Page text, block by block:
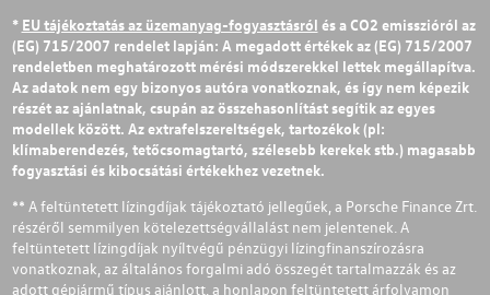
* EU tájékoztatás az üzemanyag-fogyasztásról és a CO2 emisszióról az
(EG) 715/2007 rendelet lapján: A megadott értékek az (EG) 715/2007
rendeletben meghatározott mérési módszerekkel lettek megállapítva.
Az adatok nem egy bizonyos autóra vonatkoznak, és így nem képezik
részét az ajánlatnak, csupán az összehasonlítást segítik az egyes
modellek között. Az extrafelszereltségek, tartozékok (pl:
klímaberendezés, tetőcsomagtartó, szélesebb kerekek stb.) magasabb
fogyasztási és kibocsátási értékekhez vezetnek.
** A feltüntetett lízingdíjak tájékoztató jellegűek, a Porsche Finance Zrt.
részéről semmilyen kötelezettségvállalást nem jelentenek. A
feltüntetett lízingdíjak nyíltvégű pénzügyi lízingfinanszírozásra
vonatkoznak, az általános forgalmi adó összegét tartalmazzák és az
adott gépjármű típus ajánlott, a honlapon feltüntetett árfolyamon